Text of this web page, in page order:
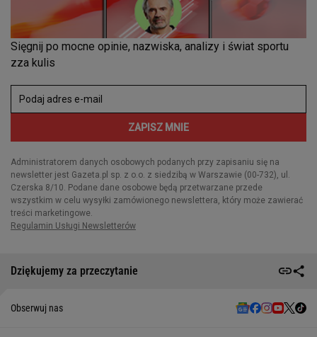
Dziękujemy za przeczytanie
Obserwuj nas